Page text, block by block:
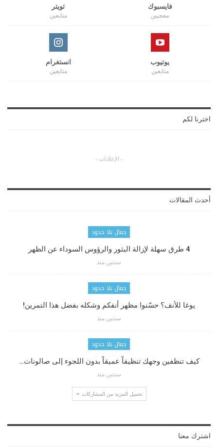
فايسبوك
معجبين
تويتر
متابعين
يوتيوب
متابعين
انستغرام
متابعين
اخترنا لكم
- الإعلانات -
أحدث المقالات
جمال بلا حدود
4 طرق سهلة لإزالة البثور والرؤوس السوداء عن الظهر
سنتين منذ
جمال بلا حدود
يوغا للأنف؟ حسّنوا مظهر أنفكم وشكله بفضل هذا التمرين!
سنتين منذ
جمال بلا حدود
كيف تنظفين وجهك تنظيفاً عميقاً بدون اللجوء إلى صالونات…
سنتين منذ
تحميل المزيد من المشاركات
اشترك معنا